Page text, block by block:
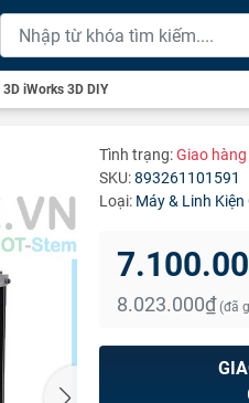
3D iWorks 3D DIY
Tình trạng:Giao
SKU:893261101591
Loại: Máy & Linh Kiện
8.023.000₫ (đã